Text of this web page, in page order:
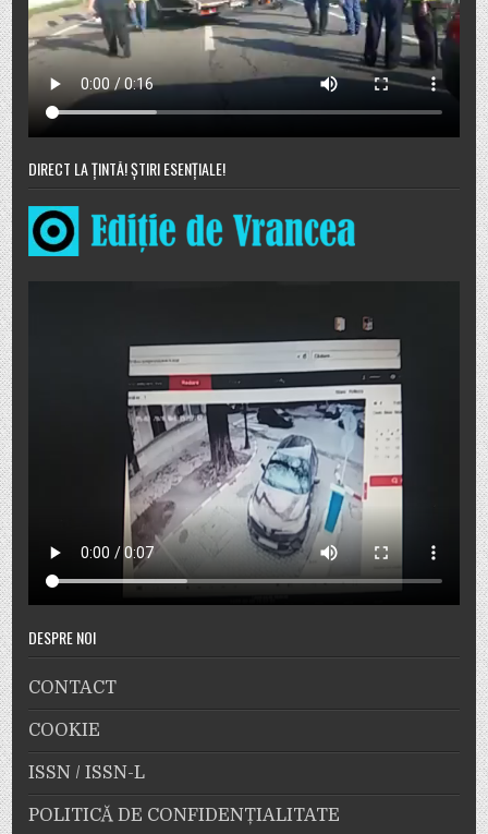
DIRECT LA ȚINTĂ! ȘTIRI ESENȚIALE!
DESPRE NOI
CONTACT
COOKIE
ISSN / ISSN-L
POLITICĂ DE CONFIDENȚIALITATE